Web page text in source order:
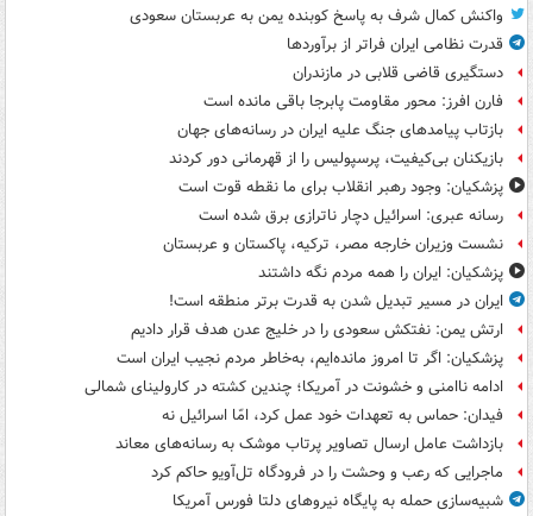
واکنش کمال شرف به پاسخ کوبنده یمن به عربستان سعودی
قدرت نظامی ایران فراتر از برآوردها
دستگیری قاضی قلابی در مازندران
فارن افرز: محور مقاومت پابرجا باقی مانده است
بازتاب پیامدهای جنگ علیه ایران در رسانه‌های جهان
بازیکنان بی‌کیفیت، پرسپولیس را از قهرمانی دور کردند
پزشکیان: وجود رهبر انقلاب برای ما نقطه قوت است
رسانه عبری: اسرائیل دچار ناترازی برق شده است
نشست وزیران خارجه مصر، ترکیه، پاکستان و عربستان
پزشکیان: ایران را همه مردم نگه داشتند
ایران در مسیر تبدیل شدن به قدرت برتر منطقه است!
ارتش یمن: نفتکش سعودی را در خلیج عدن هدف قرار دادیم
پزشکیان: اگر تا امروز مانده‌ایم، به‌خاطر مردم نجیب ایران است
ادامه ناامنی و خشونت در آمریکا؛ چندین کشته در کارولینای شمالی
فیدان: حماس به تعهدات خود عمل کرد، امّا اسرائیل نه
بازداشت عامل ارسال تصاویر پرتاب موشک به رسانه‌های معاند
ماجرایی که رعب و وحشت را در فرودگاه تل‌آویو حاکم کرد
شبیه‌سازی حمله به پایگاه نیروهای دلتا فورس آمریکا